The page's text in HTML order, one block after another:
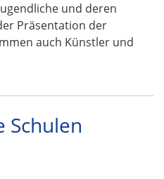
und deren
Präsentation der
auch Künstler und
Schulen